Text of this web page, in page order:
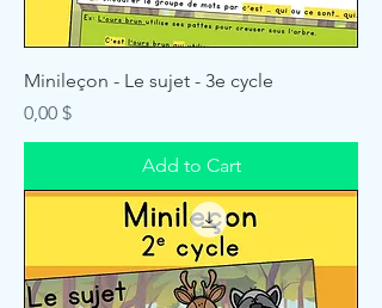
Minileçon - Le sujet - 3e cycle
Price
0,00 $
Add to Cart